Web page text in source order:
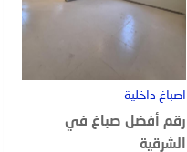
اصباغ داخلية
رقم أفضل صباغ في
الشرقية